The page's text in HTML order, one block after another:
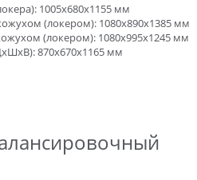
1005х680х1155 мм
(локером): 1080х890х1385 мм
(локером): 1080х995х1245 мм
870х670х1165 мм